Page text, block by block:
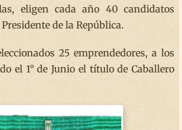
eligen cada año 40 candidatos
de la República.
25 emprendedores, a los
el 1° de Junio el título de Caballero